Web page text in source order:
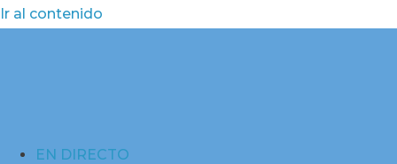
Ir al contenido
EN DIRECTO